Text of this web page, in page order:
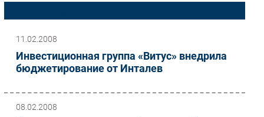
Импорто­замещение
Автоматизация Промышленности
Мобильная связь
11.02.2008
Инвестиционная группа «Витус» внедрила
бюджетирование от Инталев
08.02.2008